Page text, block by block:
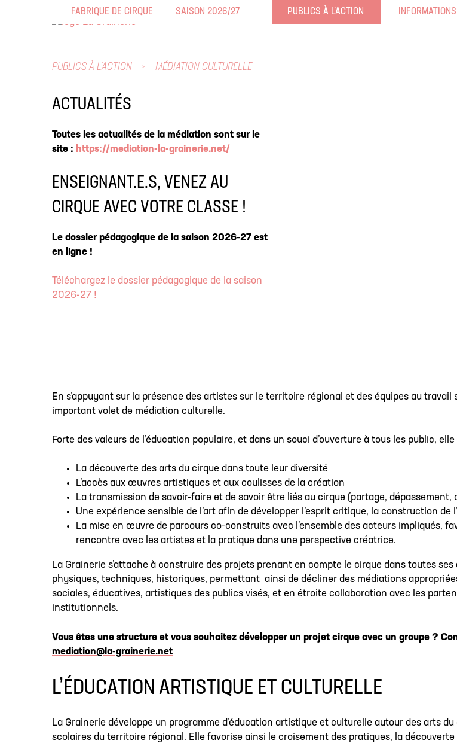
FABRIQUE DE CIRQUE SAISON 2026/27 PUBLICS À L’ACTION
PUBLICS À L’ACTION MÉDIATION CULTURELLE
ACTUALITÉS
Toutes les actualités de la médiation sont sur le
site : https://mediation-la-grainerie.net/
ENSEIGNANT.E.S, VENEZ AU
CIRQUE AVEC VOTRE CLASSE !
Le dossier pédagogique de la saison 2026-27 est
en ligne !
Téléchargez le dossier pédagogique de la saison
2026-27 !
En s’appuyant sur la présence des artistes sur le territoire régional et des équipes au travail
important volet de médiation culturelle.
Forte des valeurs de l’éducation populaire, et dans un souci d’ouverture à tous les public,
La découverte des arts du cirque dans toute leur diversité
L’accès aux œuvres artistiques et aux coulisses de la création
La transmission de savoir-faire et de savoir être liés au cirque (partage,
Une expérience sensible de l’art afin de développer l’esprit critique, la construction de
La mise en œuvre de parcours co-construits avec l’ensemble des acteurs impliqués,
rencontre avec les artistes et la pratique dans une perspective créatrice.
La Grainerie s’attache à construire des projets prenant en compte le cirque dans toutes
physiques, techniques, historiques, permettant ainsi de décliner des médiations
sociales, éducatives, artistiques des publics visés, et en étroite collaboration avec les
institutionnels.
Vous êtes une structure et vous souhaitez développer un projet cirque avec un groupe ?
mediation@la-grainerie.net
L’ÉDUCATION ARTISTIQUE ET CULTURELLE
La Grainerie développe un programme d’éducation artistique et culturelle autour des arts
scolaires du territoire régional. Elle favorise ainsi le croisement des pratiques, la découverte